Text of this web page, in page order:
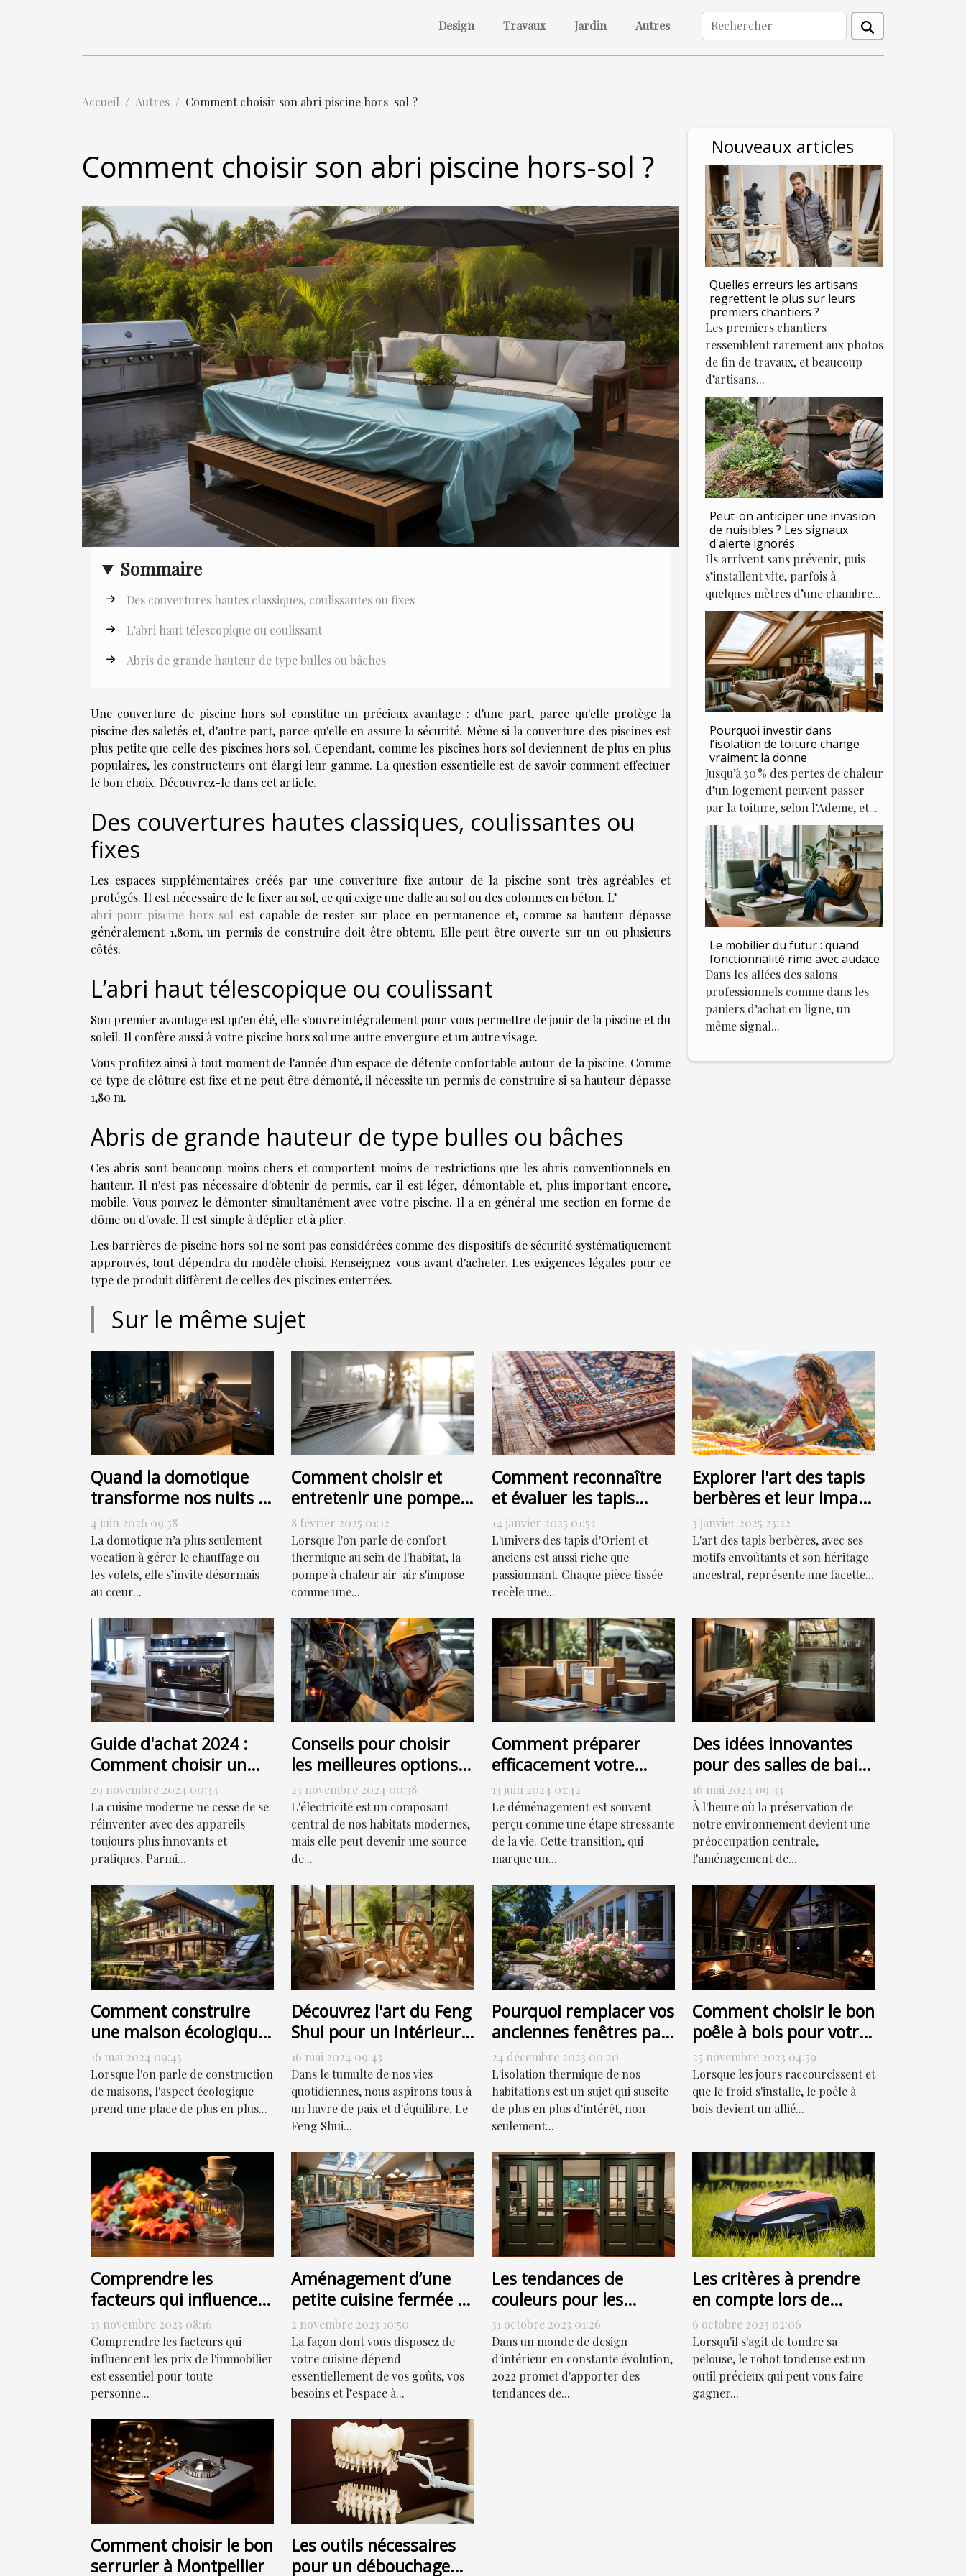
Design Travaux Jardin Autres
Accueil Autres Comment choisir son abri piscine hors-sol ?
Comment choisir son abri piscine hors-sol ?
Sommaire
Des couvertures hautes classiques, coulissantes ou fixes
L’abri haut télescopique ou coulissant
Abris de grande hauteur de type bulles ou bâches
Une couverture de piscine hors sol constitue un précieux avantage : d'une part, parce qu'elle protège la
piscine des saletés et, d'autre part, parce qu'elle en assure la sécurité. Même si la couverture des piscines est
plus petite que celle des piscines hors sol. Cependant, comme les piscines hors sol deviennent de plus en plus
populaires, les constructeurs ont élargi leur gamme. La question essentielle est de savoir comment effectuer
le bon choix. Découvrez-le dans cet article.
Des couvertures hautes classiques, coulissantes ou
fixes
Les espaces supplémentaires créés par une couverture fixe autour de la piscine sont très agréables et
protégés. Il est nécessaire de le fixer au sol, ce qui exige une dalle au sol ou des colonnes en béton. L’
abri pour piscine hors sol est capable de rester sur place en permanence et, comme sa hauteur dépasse
généralement 1,80m, un permis de construire doit être obtenu. Elle peut être ouverte sur un ou plusieurs
côtés.
L’abri haut télescopique ou coulissant
Son premier avantage est qu'en été, elle s'ouvre intégralement pour vous permettre de jouir de la piscine et du
soleil. Il confère aussi à votre piscine hors sol une autre envergure et un autre visage.
Vous profitez ainsi à tout moment de l'année d'un espace de détente confortable autour de la piscine. Comme
ce type de clôture est fixe et ne peut être démonté, il nécessite un permis de construire si sa hauteur dépasse
1,80 m.
Abris de grande hauteur de type bulles ou bâches
Ces abris sont beaucoup moins chers et comportent moins de restrictions que les abris conventionnels en
hauteur. Il n'est pas nécessaire d'obtenir de permis, car il est léger, démontable et, plus important encore,
mobile. Vous pouvez le démonter simultanément avec votre piscine. Il a en général une section en forme de
dôme ou d'ovale. Il est simple à déplier et à plier.
Les barrières de piscine hors sol ne sont pas considérées comme des dispositifs de sécurité systématiquement
approuvés, tout dépendra du modèle choisi. Renseignez-vous avant d'acheter. Les exigences légales pour ce
type de produit diffèrent de celles des piscines enterrées.
Nouveaux articles
Quelles erreurs les artisans
regrettent le plus sur leurs
premiers chantiers ?
Les premiers chantiers
ressemblent rarement aux photos
de fin de travaux, et beaucoup
d’artisans...
Peut-on anticiper une invasion
de nuisibles ? Les signaux
d'alerte ignorés
Ils arrivent sans prévenir, puis
s’installent vite, parfois à
quelques mètres d’une chambre...
Pourquoi investir dans
l’isolation de toiture change
vraiment la donne
Jusqu’à 30 % des pertes de chaleur
d’un logement peuvent passer
par la toiture, selon l’Ademe, et...
Le mobilier du futur : quand
fonctionnalité rime avec audace
Dans les allées des salons
professionnels comme dans les
paniers d’achat en ligne, un
même signal...
Sur le même sujet
Quand la domotique
transforme nos nuits :
allumer, programmer
ou sensoriser ?
4 juin 2026 09:38
La domotique n’a plus seulement
vocation à gérer le chauffage ou
les volets, elle s’invite désormais
au cœur...
Comment choisir et
entretenir une pompe à
chaleur air-air
efficacement
8 février 2025 01:12
Lorsque l'on parle de confort
thermique au sein de l'habitat, la
pompe à chaleur air-air s'impose
comme une...
Comment reconnaître
et évaluer les tapis
d'Orient et anciens
pour la vente
14 janvier 2025 01:52
L'univers des tapis d'Orient et
anciens est aussi riche que
passionnant. Chaque pièce tissée
recèle une...
Explorer l'art des tapis
berbères et leur impact
culturel
3 janvier 2025 23:22
L'art des tapis berbères, avec ses
motifs envoûtants et son héritage
ancestral, représente une facette...
Guide d'achat 2024 :
Comment choisir un
four combiné à vapeur
29 novembre 2024 00:34
La cuisine moderne ne cesse de se
réinventer avec des appareils
toujours plus innovants et
pratiques. Parmi...
Conseils pour choisir
les meilleures options
de dépannage
électrique
23 novembre 2024 00:38
L'électricité est un composant
central de nos habitats modernes,
mais elle peut devenir une source
de...
Comment préparer
efficacement votre
déménagement pour
une transition en
douceur
13 juin 2024 01:42
Le déménagement est souvent
perçu comme une étape stressante
de la vie. Cette transition, qui
marque un...
Des idées innovantes
pour des salles de bain
respectueuses de
l'environnement
16 mai 2024 09:43
À l'heure où la préservation de
notre environnement devient une
préoccupation centrale,
l'aménagement de...
Comment construire
une maison écologique
sans sacrifier le style
16 mai 2024 09:43
Lorsque l'on parle de construction
de maisons, l'aspect écologique
prend une place de plus en plus...
Découvrez l'art du Feng
Shui pour un intérieur
harmonieux
16 mai 2024 09:43
Dans le tumulte de nos vies
quotidiennes, nous aspirons tous à
un havre de paix et d'équilibre. Le
Feng Shui...
Pourquoi remplacer vos
anciennes fenêtres par
des fenêtres PVC peut
contribuer à la
réduction de votre
facture énergétique
24 décembre 2023 00:20
L'isolation thermique de nos
habitations est un sujet qui suscite
de plus en plus d'intérêt, non
seulement...
Comment choisir le bon
poêle à bois pour votre
habitation
25 novembre 2023 04:59
Lorsque les jours raccourcissent et
que le froid s'installe, le poêle à
bois devient un allié...
Comprendre les
facteurs qui influencent
les prix de l'immobilier
13 novembre 2023 08:16
Comprendre les facteurs qui
influencent les prix de l'immobilier
est essentiel pour toute
personne...
Aménagement d’une
petite cuisine fermée :
comment s’y prendre ?
2 novembre 2023 10:50
La façon dont vous disposez de
votre cuisine dépend
essentiellement de vos goûts, vos
besoins et l’espace à...
Les tendances de
couleurs pour les
portes de couloir en
2022
31 octobre 2023 01:26
Dans un monde de design
d'intérieur en constante évolution,
2022 promet d'apporter des
tendances de...
Les critères à prendre
en compte lors de
l'achat d'un robot
tondeuse
6 octobre 2023 02:06
Lorsqu'il s'agit de tondre sa
pelouse, le robot tondeuse est un
outil précieux qui peut vous faire
gagner...
Comment choisir le bon
serrurier à Montpellier
Les outils nécessaires
pour un débouchage